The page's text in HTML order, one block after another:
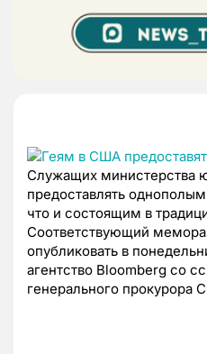
Служащих министерства
предоставлять
что и состоящим в
Соответствующий
опубликовать в
агентство Bloomberg со
генерального прокурора